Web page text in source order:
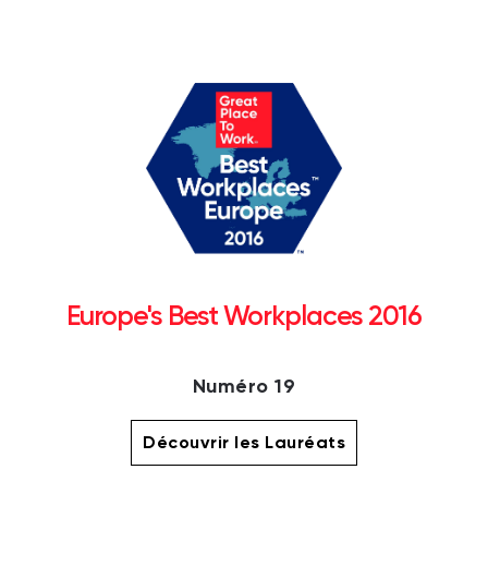
Europe's Best Workplaces 2016
Numéro 19
Découvrir les Lauréats